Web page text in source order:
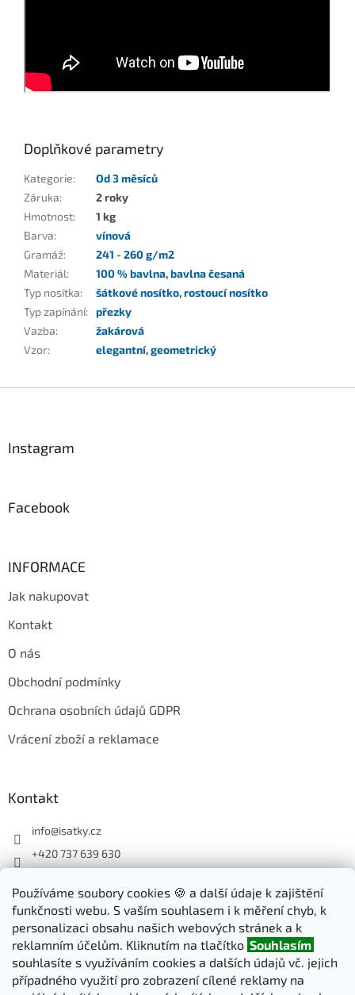
Používáme soubory cookies 🍪 a další údaje k zajištění
funkčnosti webu. S vaším souhlasem i k měření chyb, k
personalizaci obsahu našich webových stránek a k
reklamním účelům. Kliknutím na tlačítko Souhlasím
souhlasíte s využíváním cookies a dalších údajů vč. jejich
případného využití pro zobrazení cílené reklamy na
Doplňkové parametry
Kategorie:
Od 3 měsíců
Záruka:
2 roky
Hmotnost:
1 kg
Barva:
vínová
Gramáž:
241 - 260 g/m2
Materiál: 100 % bavlna,bavlna česaná
Typ nosítka: šátkové nosítko,rostoucí nosítko
Typ zapínání: přezky
Vazba:
žakárová
Vzor: elegantní,geometrický
Instagram
Facebook
INFORMACE
Jak nakupovat
Kontakt
O nás
Obchodní podmínky
Ochrana osobních údajů GDPR
Vrácení zboží a reklamace
Kontakt
info@isatky.cz
+420 737 639 630
isatky_cz
Odebírat newsletter